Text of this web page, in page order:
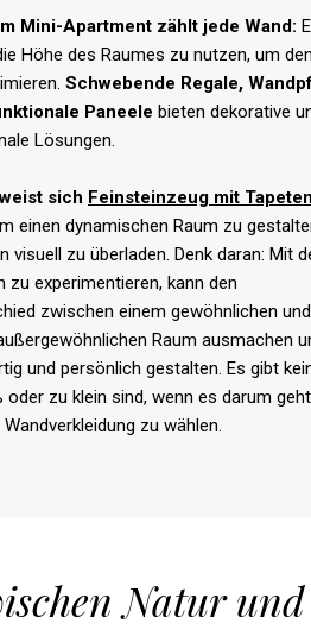
Mini-Apartment zählt jede Wand:
Höhe des Raumes zu nutzen, um
Schwebende Regale,
Paneele bieten dekorative
Lösungen.
sich Feinsteinzeug mit
einen dynamischen Raum zu
visuell zu überladen. Denk daran: Mit
zu experimentieren, kann den
zwischen einem gewöhnlichen und
Raum ausmachen
und persönlich gestalten. Es gibt
oder zu klein sind, wenn es darum
zu wählen.
Natur